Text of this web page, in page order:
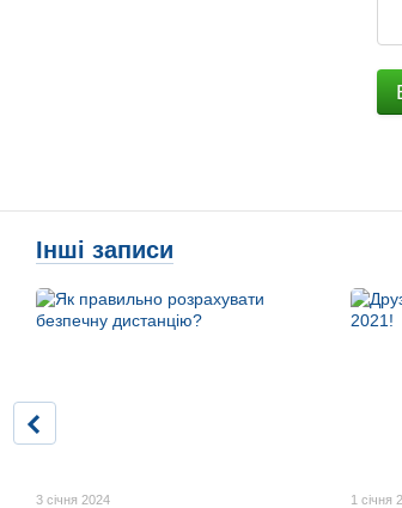
Інші записи
3 січня 2024 1 січня